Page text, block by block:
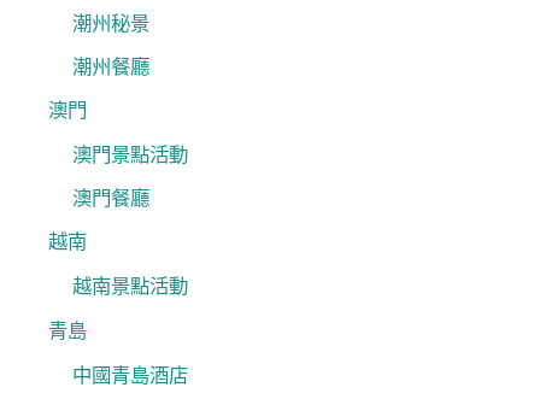
潮州秘景
潮州餐廳
澳門
澳門景點活動
澳門餐廳
越南
越南景點活動
青島
中國青島酒店